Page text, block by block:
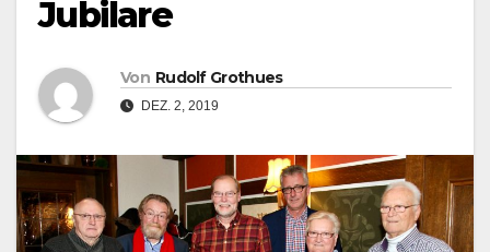
Jubilare
Von Rudolf Grothues
DEZ. 2, 2019